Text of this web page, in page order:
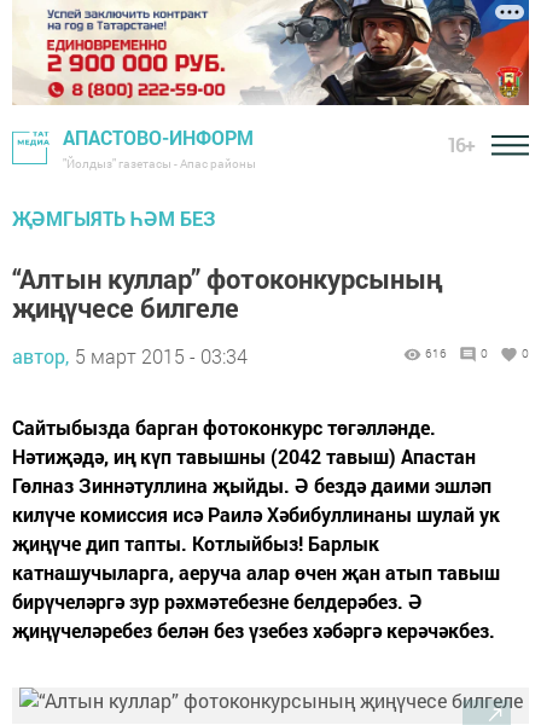
АПАСТОВО-ИНФОРМ
"Йолдыз" газетасы - Апас районы
16+
ҖӘМГЫЯТЬ ҺӘМ БЕЗ
“Алтын куллар” фотоконкурсының
җиңүчесе билгеле
автор, 5 март 2015 - 03:34 616 0 0
Сайтыбызда барган фотоконкурс төгәлләнде.
Нәтиҗәдә, иң күп тавышны (2042 тавыш) Апастан
Гөлназ Зиннәтуллина җыйды. Ә бездә даими эшләп
килүче комиссия исә Раилә Хәбибуллинаны шулай ук
җиңүче дип тапты. Котлыйбыз! Барлык
катнашучыларга, аеруча алар өчен җан атып тавыш
бирүчеләргә зур рәхмәтебезне белдерәбез. Ә
җиңүчеләребез белән без үзебез хәбәргә керәчәкбез.